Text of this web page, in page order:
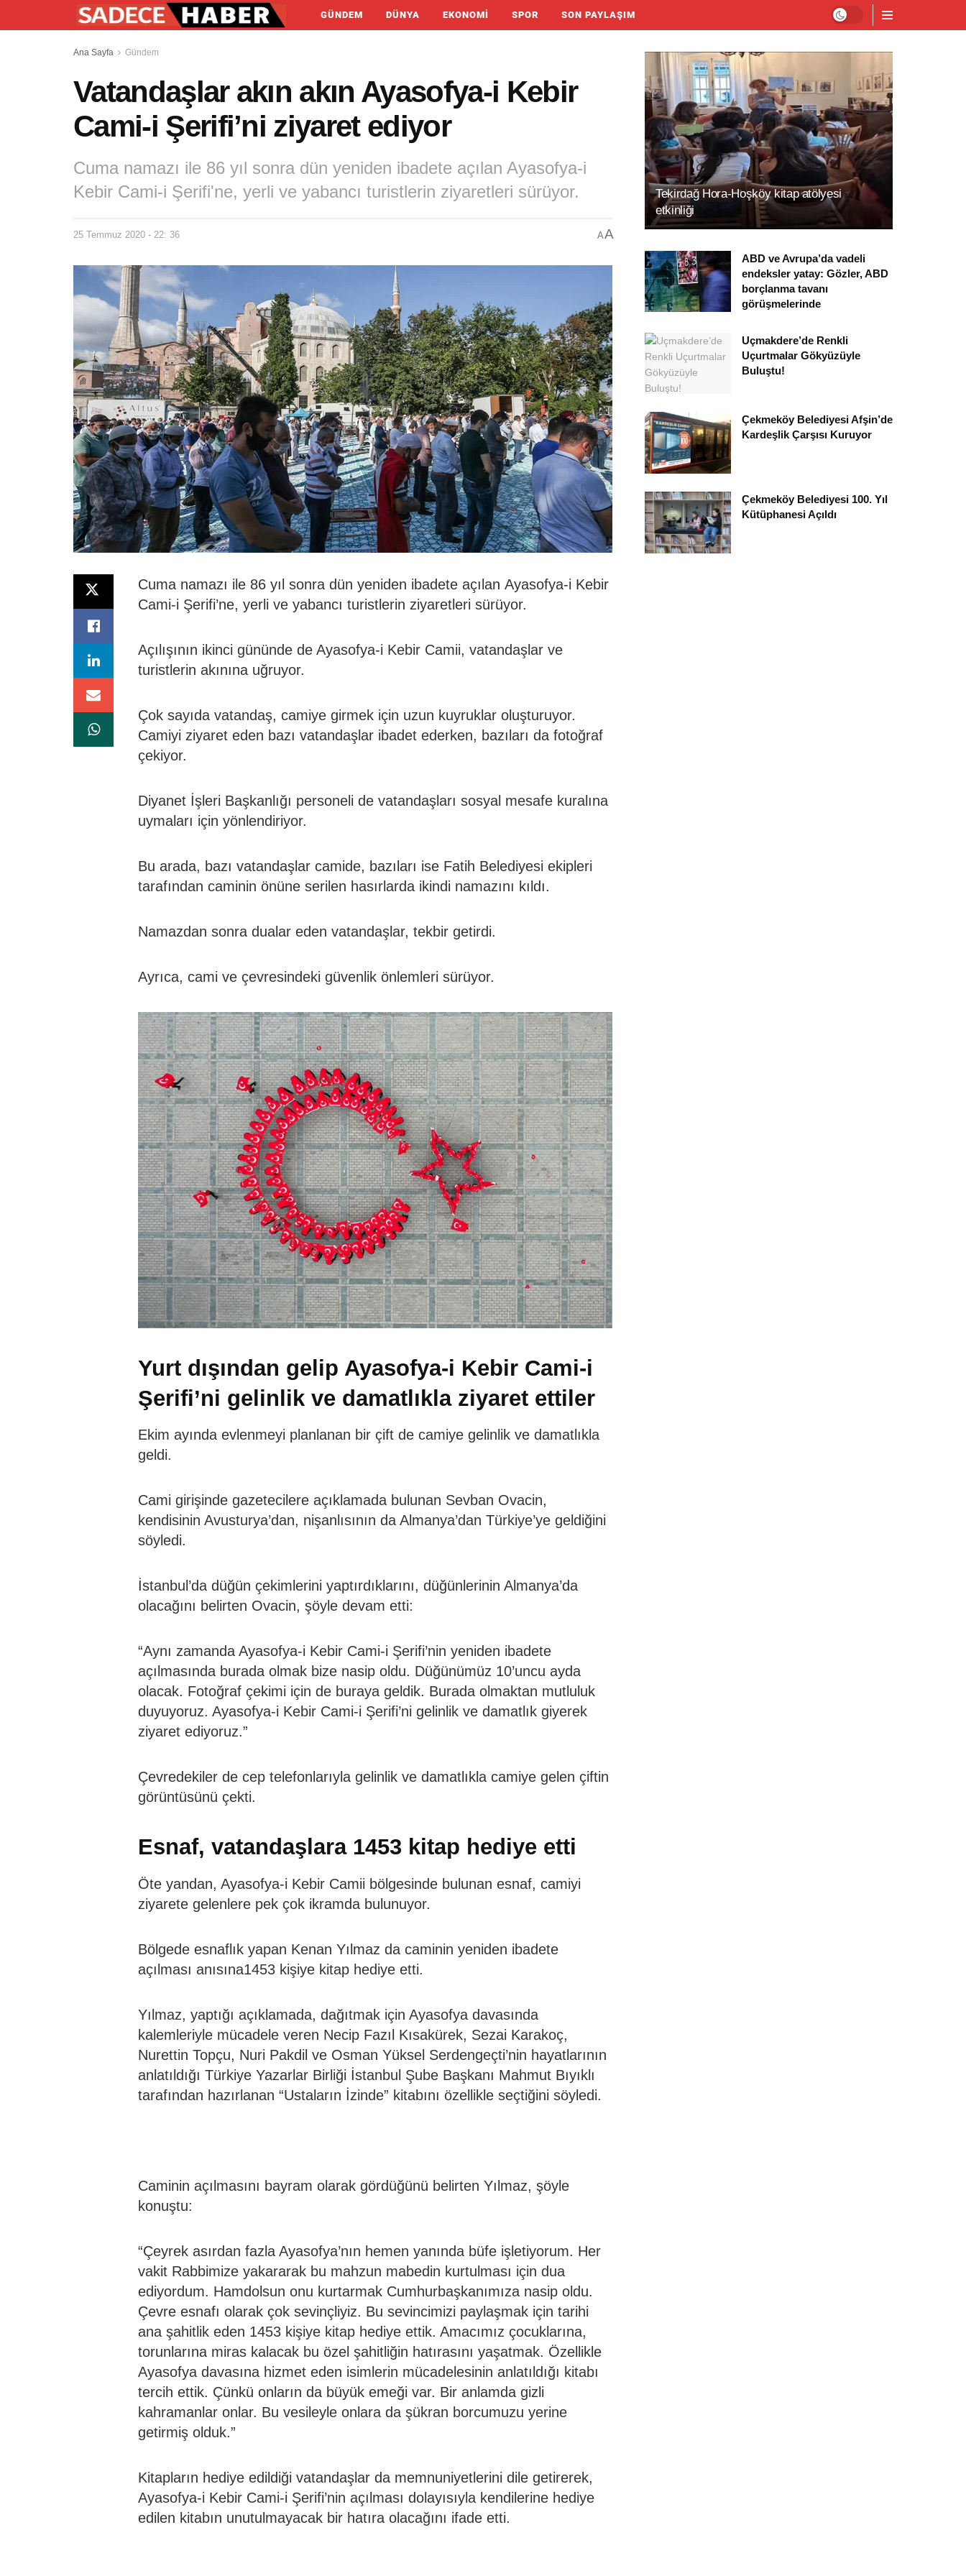
GÜNDEM DÜNYA EKONOMI SPOR SON PAYLAŞIM
Ana Sayfa Gündem
Vatandaşlar akın akın Ayasofya-i Kebir
Cami-i Şerifi’ni ziyaret ediyor
Cuma namazı ile 86 yıl sonra dün yeniden ibadete açılan Ayasofya-i
Kebir Cami-i Şerifi'ne, yerli ve yabancı turistlerin ziyaretleri sürüyor.
25 Temmuz 2020 - 22: 36 AA
Cuma namazı ile 86 yıl sonra dün yeniden ibadete açılan Ayasofya-i Kebir
Cami-i Şerifi’ne, yerli ve yabancı turistlerin ziyaretleri sürüyor.
Açılışının ikinci gününde de Ayasofya-i Kebir Camii, vatandaşlar ve
turistlerin akınına uğruyor.
Çok sayıda vatandaş, camiye girmek için uzun kuyruklar oluşturuyor.
Camiyi ziyaret eden bazı vatandaşlar ibadet ederken, bazıları da fotoğraf
çekiyor.
Diyanet İşleri Başkanlığı personeli de vatandaşları sosyal mesafe kuralına
uymaları için yönlendiriyor.
Bu arada, bazı vatandaşlar camide, bazıları ise Fatih Belediyesi ekipleri
tarafından caminin önüne serilen hasırlarda ikindi namazını kıldı.
Namazdan sonra dualar eden vatandaşlar, tekbir getirdi.
Ayrıca, cami ve çevresindeki güvenlik önlemleri sürüyor.
Yurt dışından gelip Ayasofya-i Kebir Cami-i
Şerifi’ni gelinlik ve damatlıkla ziyaret ettiler
Ekim ayında evlenmeyi planlanan bir çift de camiye gelinlik ve damatlıkla
geldi.
Cami girişinde gazetecilere açıklamada bulunan Sevban Ovacin,
kendisinin Avusturya’dan, nişanlısının da Almanya’dan Türkiye’ye geldiğini
söyledi.
İstanbul’da düğün çekimlerini yaptırdıklarını, düğünlerinin Almanya’da
olacağını belirten Ovacin, şöyle devam etti:
“Aynı zamanda Ayasofya-i Kebir Cami-i Şerifi’nin yeniden ibadete
açılmasında burada olmak bize nasip oldu. Düğünümüz 10’uncu ayda
olacak. Fotoğraf çekimi için de buraya geldik. Burada olmaktan mutluluk
duyuyoruz. Ayasofya-i Kebir Cami-i Şerifi’ni gelinlik ve damatlık giyerek
ziyaret ediyoruz.”
Çevredekiler de cep telefonlarıyla gelinlik ve damatlıkla camiye gelen çiftin
görüntüsünü çekti.
Esnaf, vatandaşlara 1453 kitap hediye etti
Öte yandan, Ayasofya-i Kebir Camii bölgesinde bulunan esnaf, camiyi
ziyarete gelenlere pek çok ikramda bulunuyor.
Bölgede esnaflık yapan Kenan Yılmaz da caminin yeniden ibadete
açılması anısına1453 kişiye kitap hediye etti.
Yılmaz, yaptığı açıklamada, dağıtmak için Ayasofya davasında
kalemleriyle mücadele veren Necip Fazıl Kısakürek, Sezai Karakoç,
Nurettin Topçu, Nuri Pakdil ve Osman Yüksel Serdengeçti’nin hayatlarının
anlatıldığı Türkiye Yazarlar Birliği İstanbul Şube Başkanı Mahmut Bıyıklı
tarafından hazırlanan “Ustaların İzinde” kitabını özellikle seçtiğini söyledi.
Caminin açılmasını bayram olarak gördüğünü belirten Yılmaz, şöyle
konuştu:
“Çeyrek asırdan fazla Ayasofya’nın hemen yanında büfe işletiyorum. Her
vakit Rabbimize yakararak bu mahzun mabedin kurtulması için dua
ediyordum. Hamdolsun onu kurtarmak Cumhurbaşkanımıza nasip oldu.
Çevre esnafı olarak çok sevinçliyiz. Bu sevincimizi paylaşmak için tarihi
ana şahitlik eden 1453 kişiye kitap hediye ettik. Amacımız çocuklarına,
torunlarına miras kalacak bu özel şahitliğin hatırasını yaşatmak. Özellikle
Ayasofya davasına hizmet eden isimlerin mücadelesinin anlatıldığı kitabı
tercih ettik. Çünkü onların da büyük emeği var. Bir anlamda gizli
kahramanlar onlar. Bu vesileyle onlara da şükran borcumuzu yerine
getirmiş olduk.”
Kitapların hediye edildiği vatandaşlar da memnuniyetlerini dile getirerek,
Ayasofya-i Kebir Cami-i Şerifi’nin açılması dolayısıyla kendilerine hediye
edilen kitabın unutulmayacak bir hatıra olacağını ifade etti.
Tekirdağ Hora-Hoşköy kitap atölyesi
etkinliği
ABD ve Avrupa’da vadeli
endeksler yatay: Gözler, ABD
borçlanma tavanı
görüşmelerinde
Uçmakdere’de Renkli
Uçurtmalar Gökyüzüyle
Buluştu!
Çekmeköy Belediyesi Afşin’de
Kardeşlik Çarşısı Kuruyor
Çekmeköy Belediyesi 100. Yıl
Kütüphanesi Açıldı